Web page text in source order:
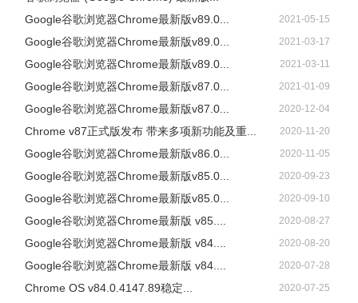
Google谷歌浏览器Chrome最新版v89.0... 2021-05-15
Google谷歌浏览器Chrome最新版v89.0... 2021-03-17
Google谷歌浏览器Chrome最新版v89.0... 2021-03-11
Google谷歌浏览器Chrome最新版v87.0... 2021-01-09
Google谷歌浏览器Chrome最新版v87.0... 2020-12-04
Chrome v87正式版发布 带来多项新功能及重... 2020-11-20
Google谷歌浏览器Chrome最新版v86.0... 2020-11-05
Google谷歌浏览器Chrome最新版v85.0... 2020-09-23
Google谷歌浏览器Chrome最新版v85.0... 2020-09-10
Google谷歌浏览器Chrome最新版 v85.... 2020-08-27
Google谷歌浏览器Chrome最新版 v84.... 2020-08-20
Google谷歌浏览器Chrome最新版 v84.... 2020-07-28
Chrome OS v84.0.4147.89稳定... 2020-07-25